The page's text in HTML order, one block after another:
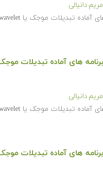
مریم دانیالی
مریم دانیالی